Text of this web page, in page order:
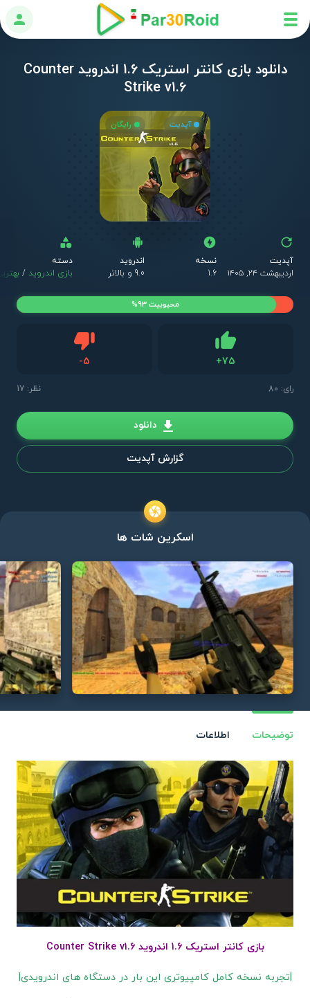
ورود
دانلود بازی کانتر استریک 1.6 اندروید Counter
Strike v1.6
آپدیت رایگان
آپدیت
اردیبهشت ۲۴, ۱۴۰۵
نسخه
1.6
اندروید
9.0 و بالاتر
دسته
بازی اندروید /
+75
-5
رای: 80 نظر: 17
محبوبیت 93%
دانلود
گزارش آپدیت
اسکرین شات ها
توضیحات اطلاعات
بازی کانتر استریک 1.6 اندروید Counter Strike v1.6
|تجربه نسخه کامل کامپیوتری این بار در دستگاه های اندرویدی|